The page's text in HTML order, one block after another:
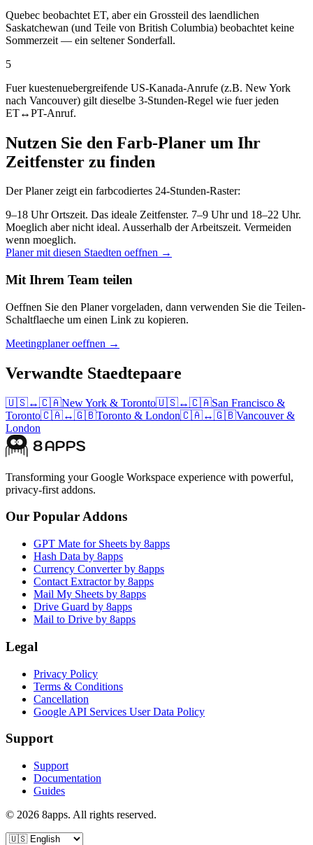
Quebec beobachtet ET, aber ein Grossteil des laendlichen
Saskatchewan (und Teile von British Columbia) beobachtet keine
Sommerzeit — ein seltener Sonderfall.
5
Fuer kuestenuebergreifende US-Kanada-Anrufe (z.B. New York
nach Vancouver) gilt dieselbe 3-Stunden-Regel wie fuer jeden
ET↔PT-Anruf.
Nutzen Sie den Farb-Planer um Ihr
Zeitfenster zu finden
Der Planer zeigt ein farbcodiertes 24-Stunden-Raster:
9–18 Uhr Ortszeit. Das ideale Zeitfenster. 7–9 Uhr und 18–22 Uhr.
Moeglich aber nicht ideal. Ausserhalb der Arbeitszeit. Vermeiden
wenn moeglich.
Planer mit diesen Staedten oeffnen →
Mit Ihrem Team teilen
Oeffnen Sie den Planer vorgeladen, dann verwenden Sie die Teilen-
Schaltflaeche um einen Link zu kopieren.
Meetingplaner oeffnen →
Verwandte Staedtepaare
🇺🇸↔🇨🇦New York & Toronto🇺🇸↔🇨🇦San Francisco &
Toronto🇨🇦↔🇬🇧Toronto & London🇨🇦↔🇬🇧Vancouver&
London
Transforming your Google Workspace experience with powerful,
privacy-first addons.
Our Popular Addons
GPT Mate for Sheets by 8apps
Hash Data by 8apps
Currency Converter by 8apps
Contact Extractor by 8apps
Mail My Sheets by 8apps
Drive Guard by 8apps
Mail to Drive by 8apps
Legal
Privacy Policy
Terms & Conditions
Cancellation
Google API Services User Data Policy
Support
Support
Documentation
Guides
© 2026 8apps. All rights reserved.